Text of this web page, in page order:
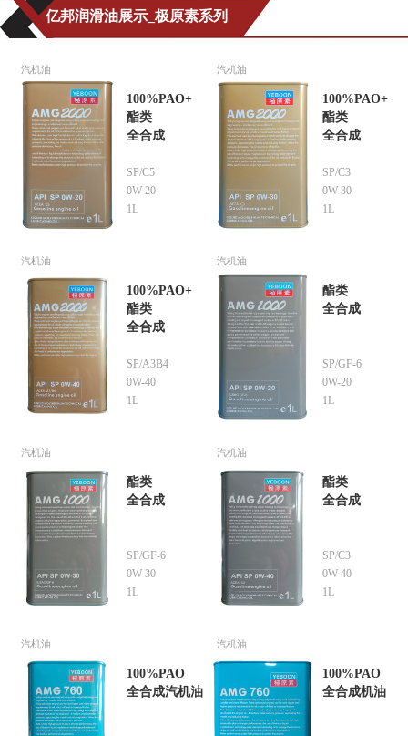
亿邦润滑油展示_极原素系列
汽机油
100%PAO+
酯类
全合成
SP/C5
0W-20
1L
汽机油
100%PAO+
酯类
全合成
SP/C3
0W-30
1L
汽机油
100%PAO+
酯类
全合成
SP/A3B4
0W-40
1L
汽机油
酯类
全合成
SP/GF-6
0W-20
1L
汽机油
酯类
全合成
SP/GF-6
0W-30
1L
汽机油
酯类
全合成
SP/C3
0W-40
1L
汽机油
100%PAO
全合成汽机油
汽机油
100%PAO
全合成机油